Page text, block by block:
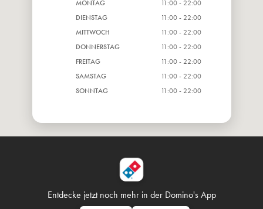
MONTAG
11:00 - 22:00
DIENSTAG
11:00 - 22:00
MITTWOCH
11:00 - 22:00
DONNERSTAG
11:00 - 22:00
FREITAG
11:00 - 22:00
SAMSTAG
11:00 - 22:00
SONNTAG
11:00 - 22:00
Entdecke jetzt noch mehr in der Domino's App